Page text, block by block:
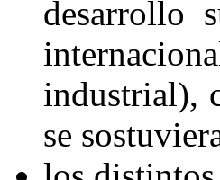
desarrollo
industrial),
se